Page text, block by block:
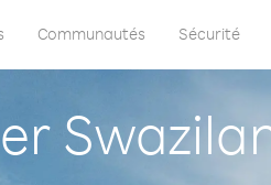
Communautés Sécurité